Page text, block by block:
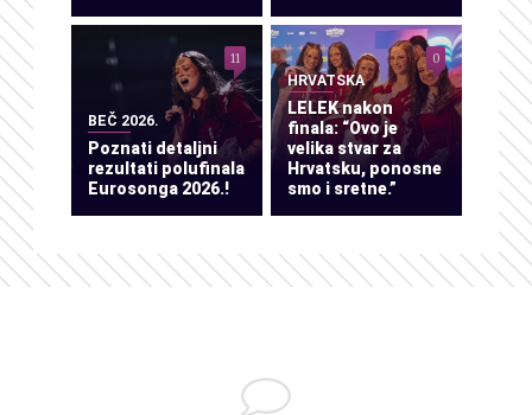
BEČ 2026.
Poznati detaljni
rezultati polufinala
Eurosonga 2026.!
11
HRVATSKA
LELEK nakon
finala: “Ovo je
velika stvar za
Hrvatsku, ponosne
smo i sretne.”
0